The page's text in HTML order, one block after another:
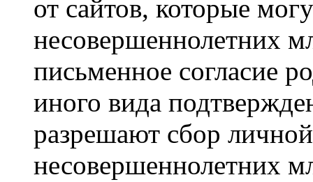
от сайтов, которые
несовершеннолетних
письменное согласие
иного вида
разрешают сбор
несовершеннолетних